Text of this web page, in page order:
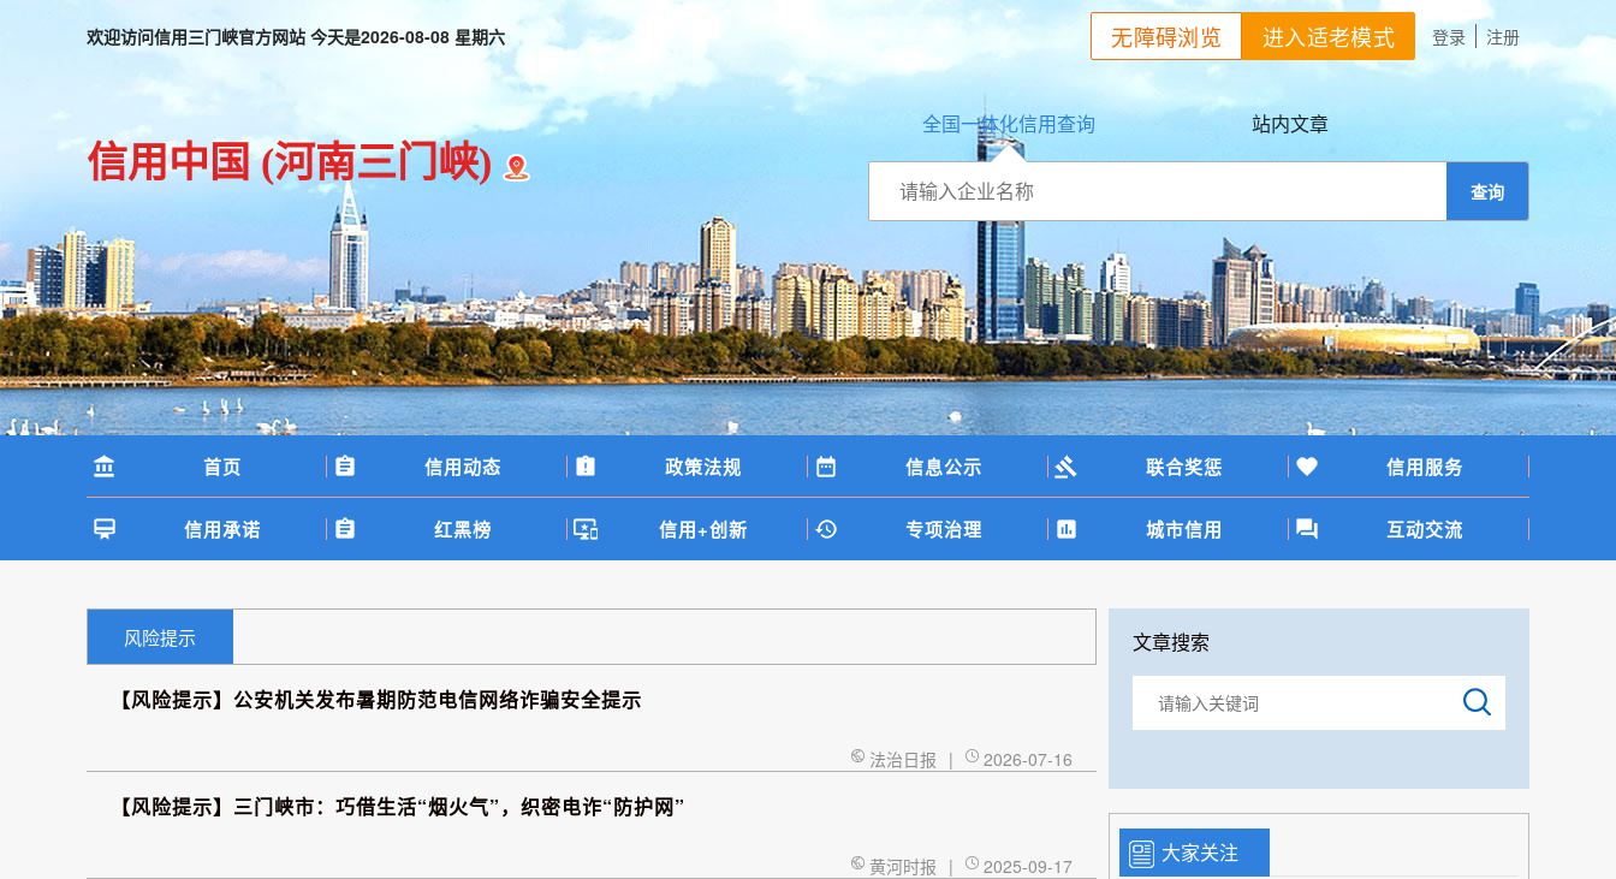
欢迎访问信用三门峡官方网站 今天是2026-08-08 星期六
信用中国(河南三门峡)
登录 注册
无障碍浏览 进入适老模式
全国一体化信用查询 站内文章
查询
首页 信用动态 政策法规 信息公示 联合奖惩 信用服务
信用承诺 红黑榜 信用+创新 专项治理 城市信用 互动交流
风险提示
【风险提示】公安机关发布暑期防范电信网络诈骗安全提示
法治日报 | 2026-07-16
【风险提示】三门峡市：巧借生活“烟火气”，织密电诈“防护网”
黄河时报 | 2025-09-17
文章搜索
大家关注